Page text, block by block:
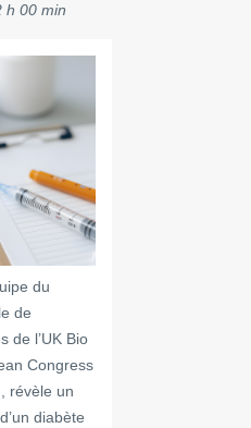
h 00 min
du
de
de l’UK Bio
Congress
révèle un
diabète